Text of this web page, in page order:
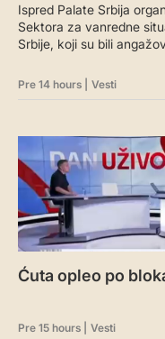
Ispred Palate Srbija
Sektora za vanredne
Srbije, koji su bili
Pre 14 hours Vesti
Ćuta opleo po
Pre 15 hours Vesti